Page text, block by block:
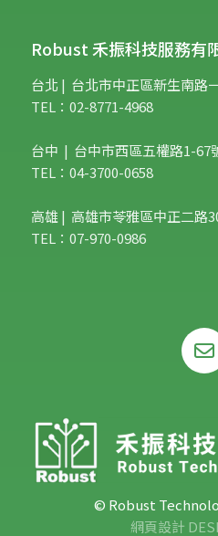
© Robust
網頁設計
Robust 禾振科技服務有
台北 | 台北市中正區新生南路
TEL：02-8771-4968
台中 | 台中市西區五權路1-67
TEL：04-3700-0658
高雄 | 高雄市苓雅區中正二路
TEL：07-970-0986